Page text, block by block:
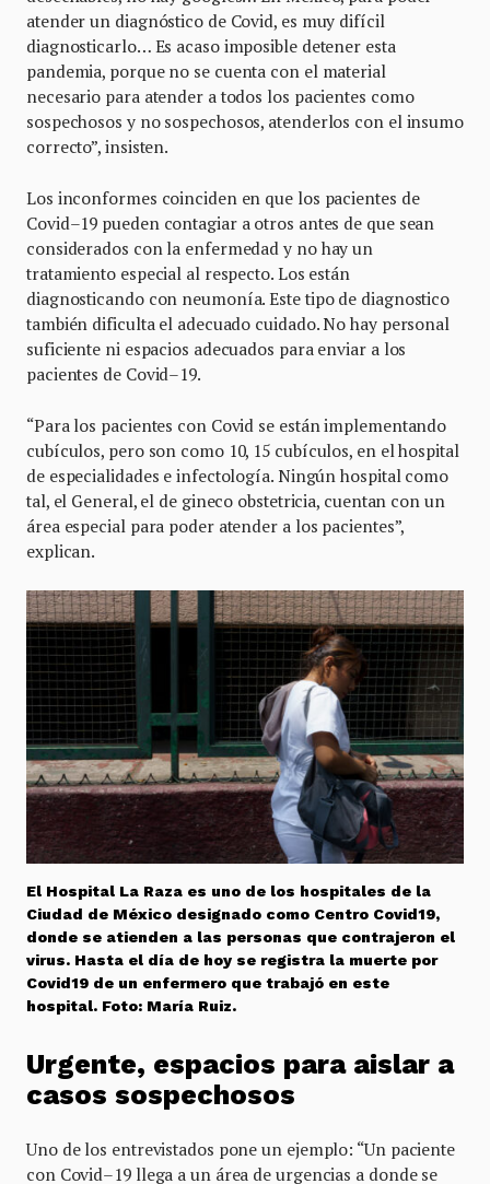
atender un diagnóstico de Covid, es muy difícil
diagnosticarlo… Es acaso imposible detener esta
pandemia, porque no se cuenta con el material
necesario para atender a todos los pacientes como
sospechosos y no sospechosos, atenderlos con el insumo
correcto”, insisten.
Los inconformes coinciden en que los pacientes de
Covid–19 pueden contagiar a otros antes de que sean
considerados con la enfermedad y no hay un
tratamiento especial al respecto. Los están
diagnosticando con neumonía. Este tipo de diagnostico
también dificulta el adecuado cuidado. No hay personal
suficiente ni espacios adecuados para enviar a los
pacientes de Covid–19.
“Para los pacientes con Covid se están implementando
cubículos, pero son como 10, 15 cubículos, en el hospital
de especialidades e infectología. Ningún hospital como
tal, el General, el de gineco obstetricia, cuentan con un
área especial para poder atender a los pacientes”,
explican.
El Hospital La Raza es uno de los hospitales de la
Ciudad de México designado como Centro Covid19,
donde se atienden a las personas que contrajeron el
virus. Hasta el día de hoy se registra la muerte por
Covid19 de un enfermero que trabajó en este
hospital. Foto: María Ruiz.
Urgente, espacios para aislar a
casos sospechosos
Uno de los entrevistados pone un ejemplo: “Un paciente
con Covid–19 llega a un área de urgencias a donde se